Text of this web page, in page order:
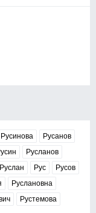
Русинова
Русанов
Русланов
Руслан Рус
Русов
Руслановна
Рустемова